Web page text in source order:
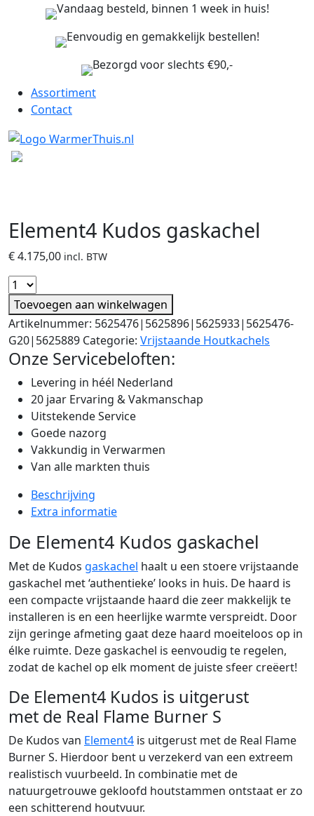
Vandaag besteld, binnen 1 week in huis!
Eenvoudig en gemakkelijk bestellen!
Bezorgd voor slechts €90,-
Assortiment
Contact
Element4 Kudos gaskachel
€4.175,00 incl. BTW
Toevoegen aan winkelwagen
Artikelnummer: 5625476|5625896|5625933|5625476-
G20|5625889 Categorie: Vrijstaande Houtkachels
Onze Servicebeloften:
Levering in héél Nederland
20 jaar Ervaring & Vakmanschap
Uitstekende Service
Goede nazorg
Vakkundig in Verwarmen
Van alle markten thuis
Beschrijving
Extra informatie
De Element4 Kudos gaskachel
Met de Kudos gaskachel haalt u een stoere vrijstaande
gaskachel met ‘authentieke’ looks in huis. De haard is
een compacte vrijstaande haard die zeer makkelijk te
installeren is en een heerlijke warmte verspreidt. Door
zijn geringe afmeting gaat deze haard moeiteloos op in
élke ruimte. Deze gaskachel is eenvoudig te regelen,
zodat de kachel op elk moment de juiste sfeer creëert!
De Element4 Kudos is uitgerust
met de Real Flame Burner S
De Kudos van Element4 is uitgerust met de Real Flame
Burner S. Hierdoor bent u verzekerd van een extreem
realistisch vuurbeeld. In combinatie met de
natuurgetrouwe gekloofd houtstammen ontstaat er zo
een schitterend houtvuur.